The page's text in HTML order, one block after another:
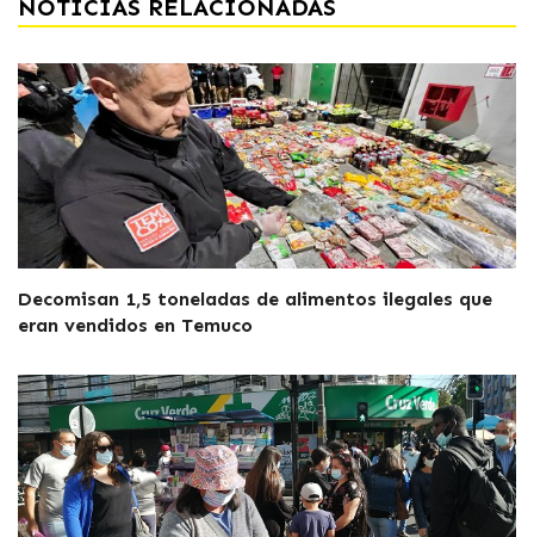
NOTICIAS RELACIONADAS
Decomisan 1,5 toneladas de alimentos ilegales que
eran vendidos en Temuco